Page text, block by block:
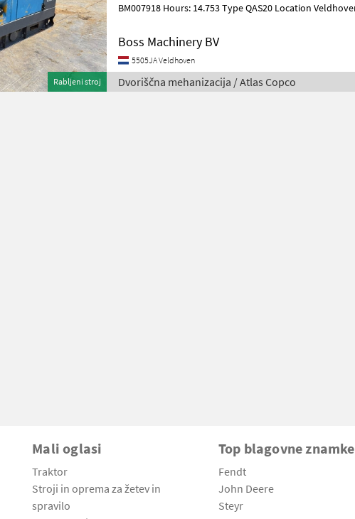
Rabljeni stroj
BM007918 Hours: 14.753 Type QAS20 Location Veldhoven,
Boss Machinery BV
5505JA Veldhoven
Dvoriščna mehanizacija / Atlas Copco
Mali oglasi
Traktor
Stroji in oprema za žetev in
spravilo
Top blagovne znamke
Fendt
John Deere
Steyr